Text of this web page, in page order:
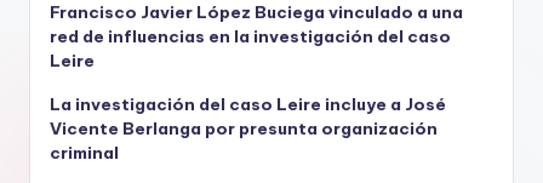
Francisco Javier López Buciega vinculado a una
red de influencias en la investigación del caso
Leire
La investigación del caso Leire incluye a José
Vicente Berlanga por presunta organización
criminal